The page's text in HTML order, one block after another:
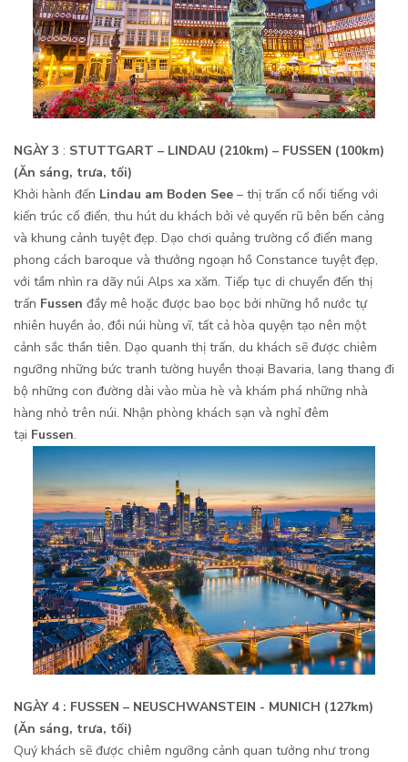
NGÀY 3 : STUTTGART – LINDAU (210km) – FUSSEN (100km)
(Ăn sáng, trưa, tối)
Khởi hành đến Lindau am Boden See – thị trấn cổ nổi tiếng với
kiến trúc cổ điển, thu hút du khách bởi vẻ quyến rũ bên bến cảng
và khung cảnh tuyệt đẹp. Dạo chơi quảng trường cổ điển mang
phong cách baroque và thưởng ngoạn hồ Constance tuyệt đẹp,
với tầm nhìn ra dãy núi Alps xa xăm. Tiếp tục di chuyển đến thị
trấn Fussen đầy mê hoặc được bao bọc bởi những hồ nước tự
nhiên huyền ảo, đồi núi hùng vĩ, tất cả hòa quyện tạo nên một
cảnh sắc thần tiên. Dạo quanh thị trấn, du khách sẽ được chiêm
ngưỡng những bức tranh tường huyền thoại Bavaria, lang thang đi
bộ những con đường dài vào mùa hè và khám phá những nhà
hàng nhỏ trên núi. Nhận phòng khách sạn và nghỉ đêm
tại Fussen.
NGÀY 4 : FUSSEN – NEUSCHWANSTEIN - MUNICH (127km)
(Ăn sáng, trưa, tối)
Quý khách sẽ được chiêm ngưỡng cảnh quan tưởng như trong